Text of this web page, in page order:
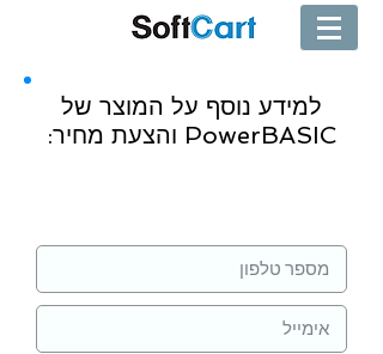
למידע נוסף על המוצר של
PowerBASIC והצעת מחיר: